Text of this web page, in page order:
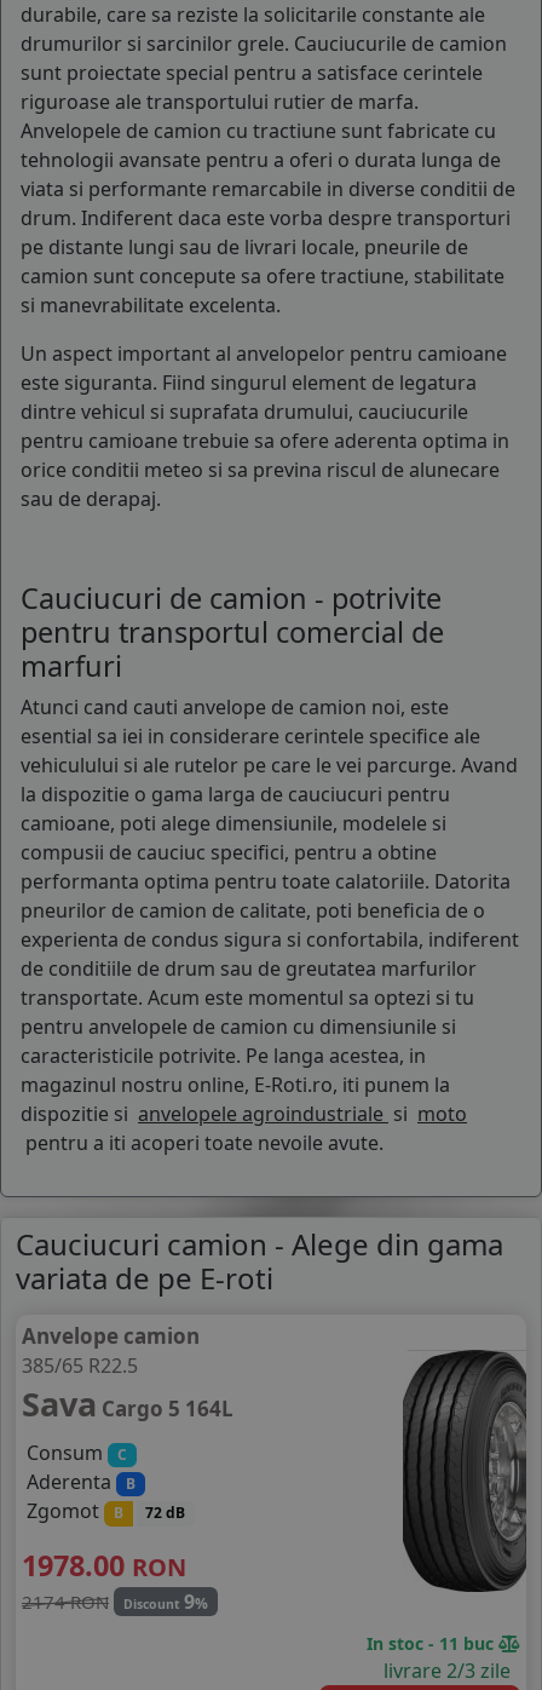
durabile, care sa reziste la solicitarile constante ale
drumurilor si sarcinilor grele. Cauciucurile de camion
sunt proiectate special pentru a satisface cerintele
riguroase ale transportului rutier de marfa.
Anvelopele de camion cu tractiune sunt fabricate cu
tehnologii avansate pentru a oferi o durata lunga de
viata si performante remarcabile in diverse conditii de
drum. Indiferent daca este vorba despre transporturi
pe distante lungi sau de livrari locale, pneurile de
camion sunt concepute sa ofere tractiune, stabilitate
si manevrabilitate excelenta.
Un aspect important al anvelopelor pentru camioane
este siguranta. Fiind singurul element de legatura
dintre vehicul si suprafata drumului, cauciucurile
pentru camioane trebuie sa ofere aderenta optima in
orice conditii meteo si sa previna riscul de alunecare
sau de derapaj.
Cauciucuri de camion - potrivite
pentru transportul comercial de
marfuri
Atunci cand cauti anvelope de camion noi, este
esential sa iei in considerare cerintele specifice ale
vehiculului si ale rutelor pe care le vei parcurge. Avand
la dispozitie o gama larga de cauciucuri pentru
camioane, poti alege dimensiunile, modelele si
compusii de cauciuc specifici, pentru a obtine
performanta optima pentru toate calatoriile. Datorita
pneurilor de camion de calitate, poti beneficia de o
experienta de condus sigura si confortabila, indiferent
de conditiile de drum sau de greutatea marfurilor
transportate. Acum este momentul sa optezi si tu
pentru anvelopele de camion cu dimensiunile si
caracteristicile potrivite. Pe langa acestea, in
magazinul nostru online, E-Roti.ro, iti punem la
dispozitie si anvelopele agroindustriale si moto
pentru a iti acoperi toate nevoile avute.
Cauciucuri camion - Alege din gama
variata de pe E-roti
Anvelope camion
385/65 R22.5
Sava Cargo 5 164L
Consum C
Aderenta B
Zgomot B 72 dB
1978.00 RON
2174 RON Discount 9%
In stoc - 11 buc
livrare 2/3 zile